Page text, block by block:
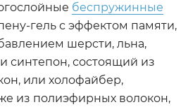
беспружинные
гель с эффектом памяти,
шерсти, льна,
синтепон, состоящий из
или холофайбер,
из полиэфирных волокон,